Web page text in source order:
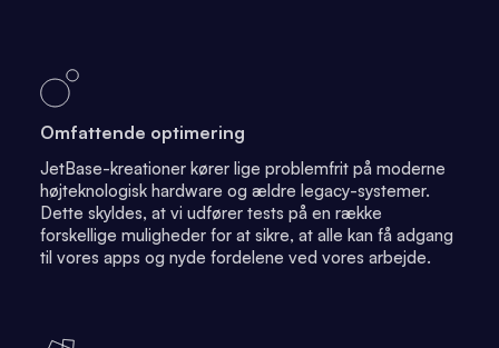
Omfattende optimering
JetBase-kreationer kører lige problemfrit på moderne
højteknologisk hardware og ældre legacy-systemer.
Dette skyldes, at vi udfører tests på en række
forskellige muligheder for at sikre, at alle kan få adgang
til vores apps og nyde fordelene ved vores arbejde.